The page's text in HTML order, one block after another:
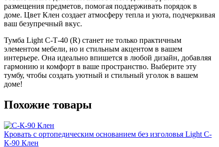
размещения предметов, помогая поддерживать порядок в
доме. Цвет Клен создает атмосферу тепла и уюта, подчеркивая
ваш безупречный вкус.
Тумба Light С-Т-40 (R) станет не только практичным
элементом мебели, но и стильным акцентом в вашем
интерьере. Она идеально впишется в любой дизайн, добавляя
гармонию и комфорт в ваше пространство. Выберите эту
тумбу, чтобы создать уютный и стильный уголок в вашем
доме!
Похожие товары
Кровать с ортопедическим основанием без изголовья Light С-
К-90 Клен